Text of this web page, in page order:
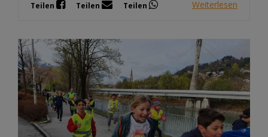
Teilen Teilen Teilen Weiterlesen